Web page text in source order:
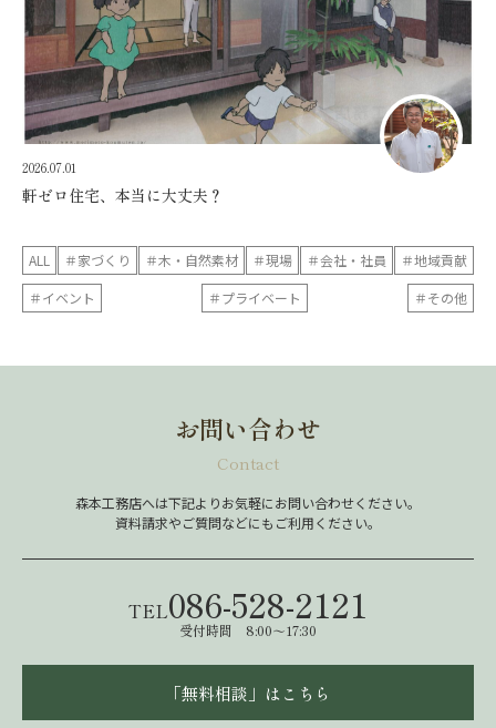
2026.07.01
軒ゼロ住宅、本当に大丈夫？
ALL ＃家づくり ＃木・自然素材 ＃現場 ＃会社・社員
＃地域貢献
＃イベント
＃プライベート ＃その他
お問い合わせ
Contact
森本工務店へは下記よりお気軽にお問い合わせください。
資料請求やご質問などにもご利用ください。
TEL086-528-2121
受付時間 8:00～17:30
「無料相談」はこちら